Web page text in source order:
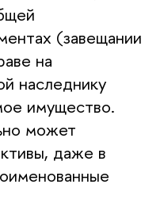
(завещании
на
наследнику
имущество.
может
даже в